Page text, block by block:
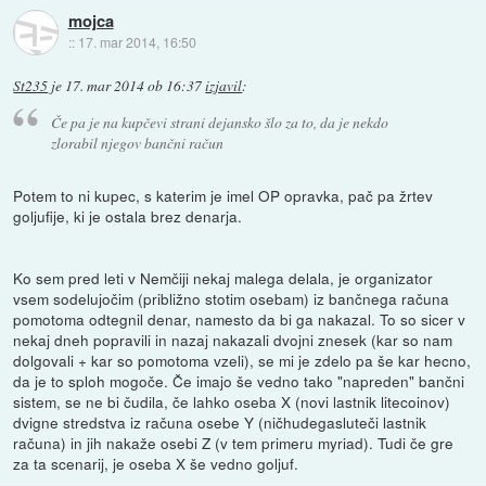
mojca
:: 17. mar 2014, 16:50
St235 je 17. mar 2014 ob 16:37izjavil:
Če pa je na kupčevi strani dejansko šlo za to, da je nekdo
zlorabil njegov bančni račun
Potem to ni kupec, s katerim je imel OP opravka, pač pa žrtev
goljufije, ki je ostala brez denarja.
Ko sem pred leti v Nemčiji nekaj malega delala, je organizator
vsem sodelujočim (približno stotim osebam) iz bančnega računa
pomotoma odtegnil denar, namesto da bi ga nakazal. To so sicer v
nekaj dneh popravili in nazaj nakazali dvojni znesek (kar so nam
dolgovali + kar so pomotoma vzeli), se mi je zdelo pa še kar hecno,
da je to sploh mogoče. Če imajo še vedno tako "napreden" bančni
sistem, se ne bi čudila, če lahko oseba X (novi lastnik litecoinov)
dvigne stredstva iz računa osebe Y (ničhudegasluteči lastnik
računa) in jih nakaže osebi Z (v tem primeru myriad). Tudi če gre
za ta scenarij, je oseba X še vedno goljuf.